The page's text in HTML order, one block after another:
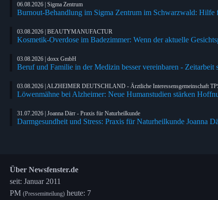
06.08.2026 | Sigma Zentrum
Burnout-Behandlung im Sigma Zentrum im Schwarzwald: Hilfe
03.08.2026 | BEAUTYMANUFACTUR
Kosmetik-Overdose im Badezimmer: Wenn der aktuelle
03.08.2026 | doxx GmbH
Beruf und Familie in der Medizin besser vereinbaren - Zeitarbeit
03.08.2026 | ALZHEIMER DEUTSCHLAND - Ärztliche Interessensgemeinschaft
Löwenmähne bei Alzheimer: Neue Humanstudien stärken
31.07.2026 | Joanna Därr - Praxis für Naturheilkunde
Darmgesundheit und Stress: Praxis für Naturheilkunde Joanna
Über Newsfenster.de
seit: Januar 2011
PM (Pressemitteilung) heute: 7